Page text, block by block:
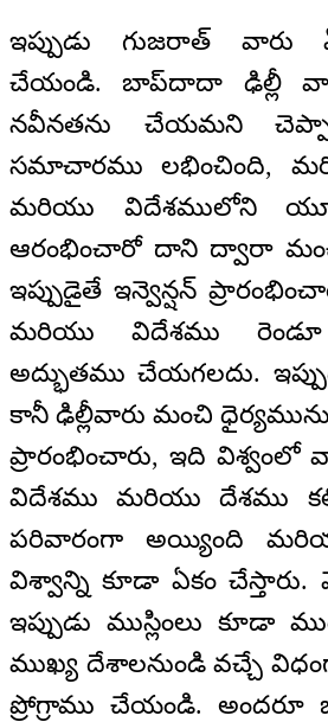
ఇప్పుడు గుజరాత్‌ వారు
చేయండి. బాప్‌దాదా ఢిల్లీ
నవీనతను చేయమని
సమాచారము లభించింది, మరి
మరియు విదేశములోని
ఆరంభించారో దాని ద్వారా మంచి
ఇప్పుడైతే ఇన్వెన్షన్‌
మరియు విదేశము
అద్భుతము చేయగలదు.
కానీ ఢిల్లీవారు మంచి
ప్రారంభించారు, ఇది
విదేశము మరియు దేశము
పరివారంగా అయ్యింది
విశ్వాన్ని కూడా ఏకం
ఇప్పుడు ముస్లింలు కూడా
ముఖ్య దేశాలనుండి వచ్చే
ప్రోగ్రాము చేయండి. అందరూ